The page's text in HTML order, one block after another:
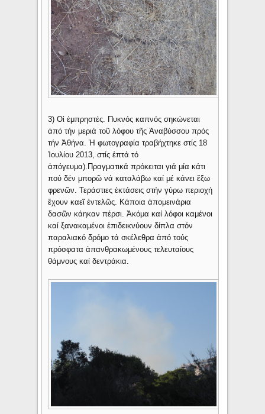
3) Οἱ ἐμπρηστές. Πυκνός καπνός σηκώνεται
ἀπό τήν μεριά τοῦ λόφου τῆς Ἀναβύσσου πρός
τήν Ἀθήνα. Ἡ φωτογραφία τραβήχτηκε στίς 18
Ἰουλίου 2013, στίς ἑπτά τό
ἀπόγευμα).Πραγματικά πρόκειται γιά μία κάτι
πού δέν μπορῶ νά καταλάβω καί μέ κάνει ἔξω
φρενῶν. Τεράστιες ἐκτάσεις στήν γύρω περιοχή
ἔχουν καεῖ ἐντελῶς. Κάποια ἀπομεινάρια
δασῶν κάηκαν πέρσι. Ἀκόμα καί λόφοι καμένοι
καί ξανακαμένοι ἐπιδεικνύουν δίπλα στόν
παραλιακό δρόμο τά σκέλεθρα ἀπό τούς
πρόσφατα ἀπανθρακωμένους τελευταίους
θάμνους καί δεντράκια.